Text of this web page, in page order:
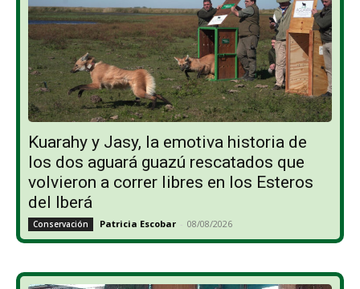
Kuarahy y Jasy, la emotiva historia de
los dos aguará guazú rescatados que
volvieron a correr libres en los Esteros
del Iberá
Conservación Patricia Escobar - 08/08/2026